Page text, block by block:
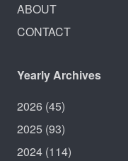
ABOUT
CONTACT
Yearly Archives
2026 (45)
2025 (93)
2024 (114)